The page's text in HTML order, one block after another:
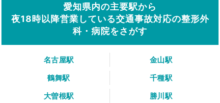
愛知県内の主要駅から
夜18時以降営業している交通事故対応の整形外
科・病院をさがす
名古屋駅
金山駅
鶴舞駅
千種駅
大曽根駅
勝川駅